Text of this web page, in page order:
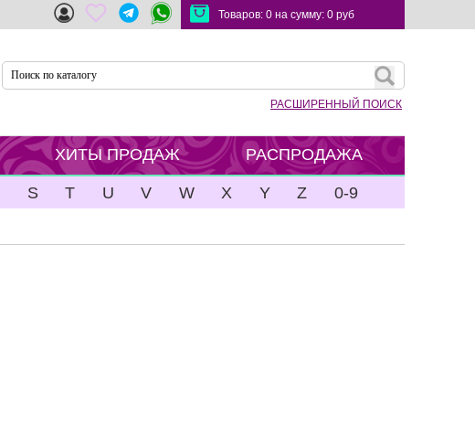
Товаров: 0 на сумму: 0 руб
РАСШИРЕННЫЙ ПОИСК
ХИТЫ ПРОДАЖ РАСПРОДАЖА
S T U V W X Y Z 0-9